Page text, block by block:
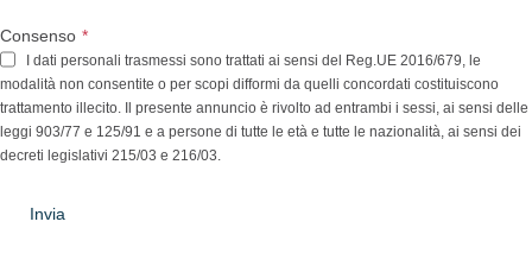
Consenso *
I dati personali trasmessi sono trattati ai sensi del Reg.UE 2016/679, le
modalità non consentite o per scopi difformi da quelli concordati costituiscono
trattamento illecito. Il presente annuncio è rivolto ad entrambi i sessi, ai sensi delle
leggi 903/77 e 125/91 e a persone di tutte le età e tutte le nazionalità, ai sensi dei
decreti legislativi 215/03 e 216/03.